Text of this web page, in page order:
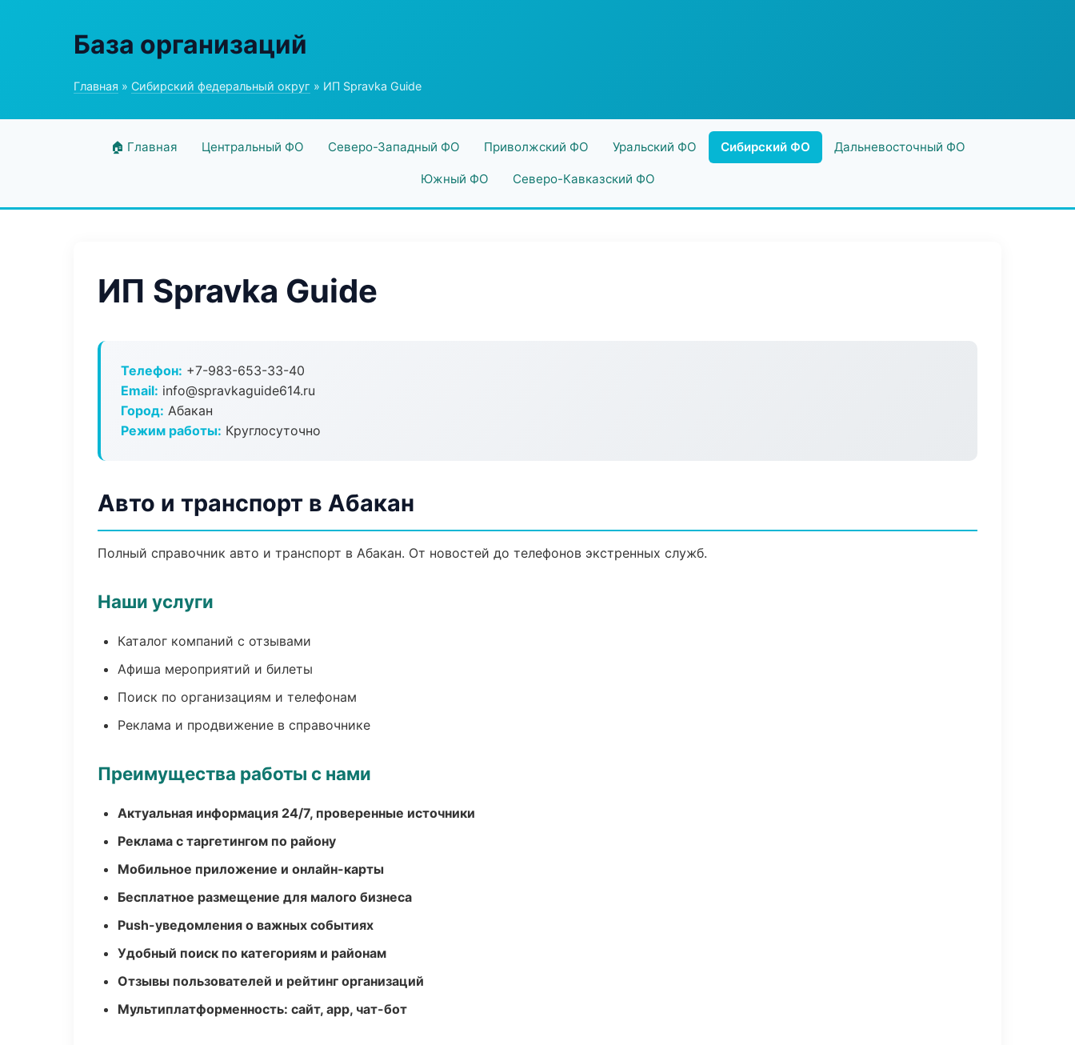
База организаций
Главная » Сибирский федеральный округ » ИП Spravka Guide
🏠 Главная Центральный ФО Северо-Западный ФО Приволжский ФО Уральский ФО Сибирский ФО Дальневосточный ФО
Южный ФО Северо-Кавказский ФО
ИП Spravka Guide
Телефон: +7-983-653-33-40
Email: info@spravkaguide614.ru
Город: Абакан
Режим работы: Круглосуточно
Авто и транспорт в Абакан
Полный справочник авто и транспорт в Абакан. От новостей до телефонов экстренных служб.
Наши услуги
Каталог компаний с отзывами
Афиша мероприятий и билеты
Поиск по организациям и телефонам
Реклама и продвижение в справочнике
Преимущества работы с нами
Актуальная информация 24/7, проверенные источники
Реклама с таргетингом по району
Мобильное приложение и онлайн-карты
Бесплатное размещение для малого бизнеса
Push-уведомления о важных событиях
Удобный поиск по категориям и районам
Отзывы пользователей и рейтинг организаций
Мультиплатформенность: сайт, app, чат-бот